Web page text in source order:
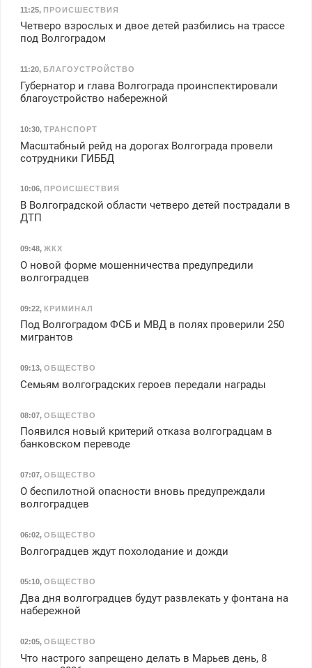
11:25, ПРОИСШЕСТВИЯ
Четверо взрослых и двое детей разбились на трассе
под Волгоградом
11:20, БЛАГОУСТРОЙСТВО
Губернатор и глава Волгограда проинспектировали
благоустройство набережной
10:30, ТРАНСПОРТ
Масштабный рейд на дорогах Волгограда провели
сотрудники ГИББД
10:06, ПРОИСШЕСТВИЯ
В Волгоградской области четверо детей пострадали в
ДТП
09:48, ЖКХ
О новой форме мошенничества предупредили
волгоградцев
09:22, КРИМИНАЛ
Под Волгоградом ФСБ и МВД в полях проверили 250
мигрантов
09:13, ОБЩЕСТВО
Семьям волгоградских героев передали награды
08:07, ОБЩЕСТВО
Появился новый критерий отказа волгоградцам в
банковском переводе
07:07, ОБЩЕСТВО
О беспилотной опасности вновь предупреждали
волгоградцев
06:02, ОБЩЕСТВО
Волгоградцев ждут похолодание и дожди
05:10, ОБЩЕСТВО
Два дня волгоградцев будут развлекать у фонтана на
набережной
02:05, ОБЩЕСТВО
Что настрого запрещено делать в Марьев день, 8